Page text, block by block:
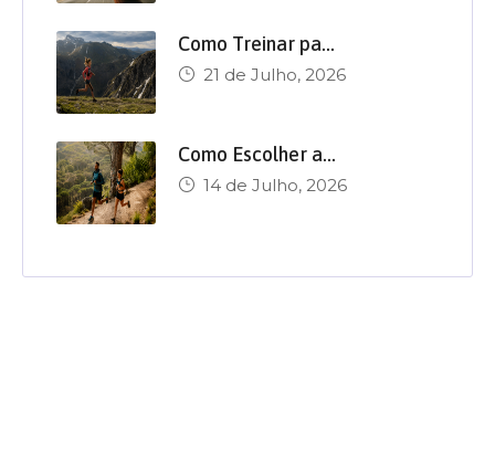
Como Treinar pa…
21 de Julho, 2026
Como Escolher a…
14 de Julho, 2026